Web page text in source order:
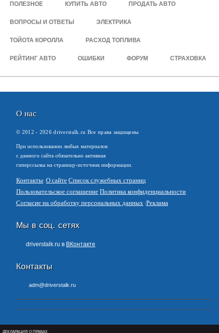
ПОЛЕЗНОЕ КУПИТЬ АВТО ПРОДАТЬ АВТО
ВОПРОСЫ И ОТВЕТЫ ЭЛЕКТРИКА
ТОЙОТА КОРОЛЛА РАСХОД ТОПЛИВА
РЕЙТИНГ АВТО ОШИБКИ ФОРУМ СТРАХОВКА
О нас
© 2012 - 2026driverstalk.ru Все права защищены
При использовании любых материалов
с данного сайта обязательно активная
гиперссылка на страницу-источник информации.
Контакты О сайте Список служебных страниц
Пользовательское соглашение Политика конфиденциальности
Согласие на обработку персональных данных Реклама
Мы в соц. сетях
driverstalk.ru в ВКонтакте
Контакты
adm@driverstalk.ru
ДЕКЛАРАЦИЯ О ПРАВАХ